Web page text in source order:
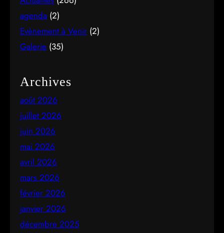
agenda (2)
Evènement à Venir (2)
Galerie (35)
Archives
août 2026
juillet 2026
juin 2026
mai 2026
avril 2026
mars 2026
février 2026
janvier 2026
décembre 2025